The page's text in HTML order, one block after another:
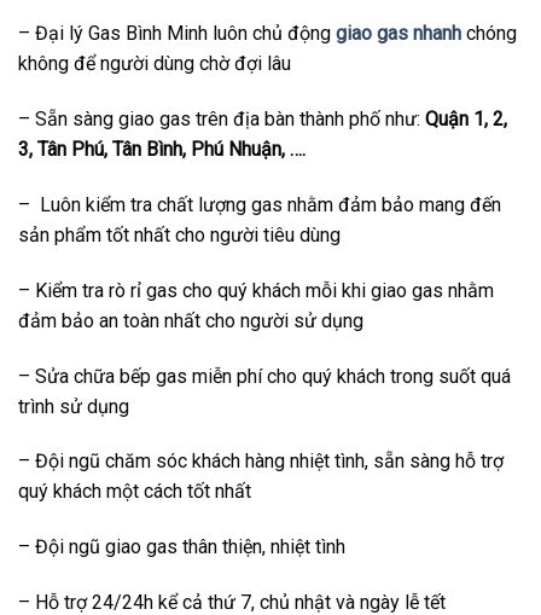
– Đại lý Gas Bình Minh luôn chủ động giao gas nhanh chóng
không để người dùng chờ đợi lâu
– Sẵn sàng giao gas trên địa bàn thành phố như: Quận 1, 2,
3, Tân Phú, Tân Bình, Phú Nhuận, ….
– Luôn kiểm tra chất lượng gas nhằm đảm bảo mang đến
sản phẩm tốt nhất cho người tiêu dùng
– Kiểm tra rò rỉ gas cho quý khách mỗi khi giao gas nhằm
đảm bảo an toàn nhất cho người sử dụng
– Sửa chữa bếp gas miễn phí cho quý khách trong suốt quá
trình sử dụng
– Đội ngũ chăm sóc khách hàng nhiệt tình, sẵn sàng hỗ trợ
quý khách một cách tốt nhất
– Đội ngũ giao gas thân thiện, nhiệt tình
– Hỗ trợ 24/24h kể cả thứ 7, chủ nhật và ngày lễ tết